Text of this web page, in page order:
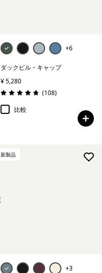
+6
ダックビル・キャップ
¥ 5,280
評価: 4.7 / 5
(108レビュー
)
比較
新製品
+3